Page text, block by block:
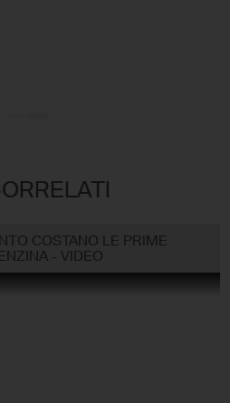
COSTANO LE PRIME
- VIDEO